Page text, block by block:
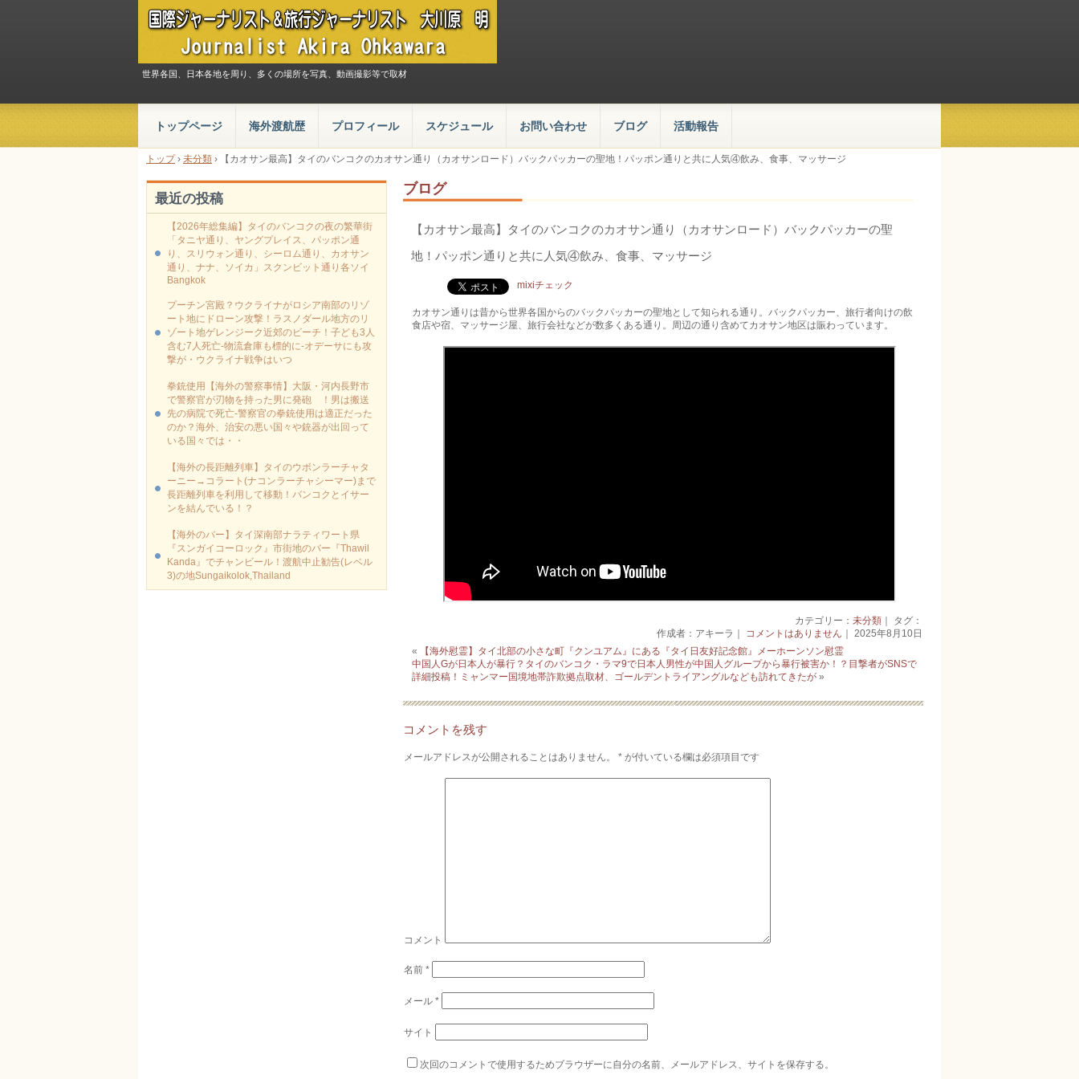
世界各国、日本各地を周り、多くの場所を写真、動画撮影等で取材
トップページ 海外渡航歴 プロフィール スケジュール お問い合わせ ブログ 活動報告
トップ› 未分類 › 【カオサン最高】タイのバンコクのカオサン通り（カオサンロード）バックパッカーの聖地！パッポン通りと共に人気④飲み、食事、マッサージ
ブログ
【カオサン最高】タイのバンコクのカオサン通り（カオサンロード）バックパッカーの聖
地！パッポン通りと共に人気④飲み、食事、マッサージ
mixiチェック
カオサン通りは昔から世界各国からのバックパッカーの聖地として知られる通り。バックパッカー、旅行者向けの飲
食店や宿、マッサージ屋、旅行会社などが数多くある通り。周辺の通り含めてカオサン地区は賑わっています。
カテゴリー： 未分類｜ タグ：
作成者：アキーラ｜ コメントはありません ｜ 2025年8月10日
«
【海外慰霊】タイ北部の小さな町『クンユアム』にある『タイ日友好記念館』メーホーンソン慰霊
中国人Gが日本人が暴行？タイのバンコク・ラマ9で日本人男性が中国人グループから暴行被害か！？目撃者がSNSで
詳細投稿！ミャンマー国境地帯詐欺拠点取材、ゴールデントライアングルなども訪れてきたが »
コメントを残す
メールアドレスが公開されることはありません。 * が付いている欄は必須項目です
コメント
名前*
メール*
サイト
次回のコメントで使用するためブラウザーに自分の名前、メールアドレス、サイトを保存する。
最近の投稿
【2026年総集編】タイのバンコクの夜の繁華街
「タニヤ通り、ヤングプレイス、パッポン通
り、スリウォン通り、シーロム通り、カオサン
通り、ナナ、ソイカ」スクンビット通り各ソイ
Bangkok
プーチン宮殿？ウクライナがロシア南部のリゾ
ート地にドローン攻撃！ラスノダール地方のリ
ゾート地ゲレンジーク近郊のビーチ！子ども3人
含む7人死亡-物流倉庫も標的に‐オデーサにも攻
撃が・ウクライナ戦争はいつ
拳銃使用【海外の警察事情】大阪・河内長野市
で警察官が刃物を持った男に発砲 ！男は搬送
先の病院で死亡-警察官の拳銃使用は適正だった
のか？海外、治安の悪い国々や銃器が出回って
いる国々では・・
【海外の長距離列車】タイのウボンラーチャタ
ーニー→コラート(ナコンラーチャシーマー)まで
長距離列車を利用して移動！バンコクとイサー
ンを結んでいる！？
【海外のバー】タイ深南部ナラティワート県
『スンガイコーロック』市街地のバー『Thawil
Kanda』でチャンビール！渡航中止勧告(レベル
3)の地Sungaikolok,Thailand